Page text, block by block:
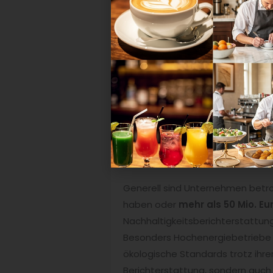
Unternehmen müssen daher
Energieeffizienz und
Diese Regelungbetrifftbereits
dem Berichtsjahr 2025 ist es
Doch Nachhaltigkeit spielt in
Nachhaltigkeit nicht nur als
gleichzeitig als zukunftsfähige,
transparent dokumentiert,
Wer ist generell betroffen?
Generell sind Unternehmen
haben oder mehr als 50 Mio.
Besonders
ökologische Standards trotz
Berichterstattung, sondern auch